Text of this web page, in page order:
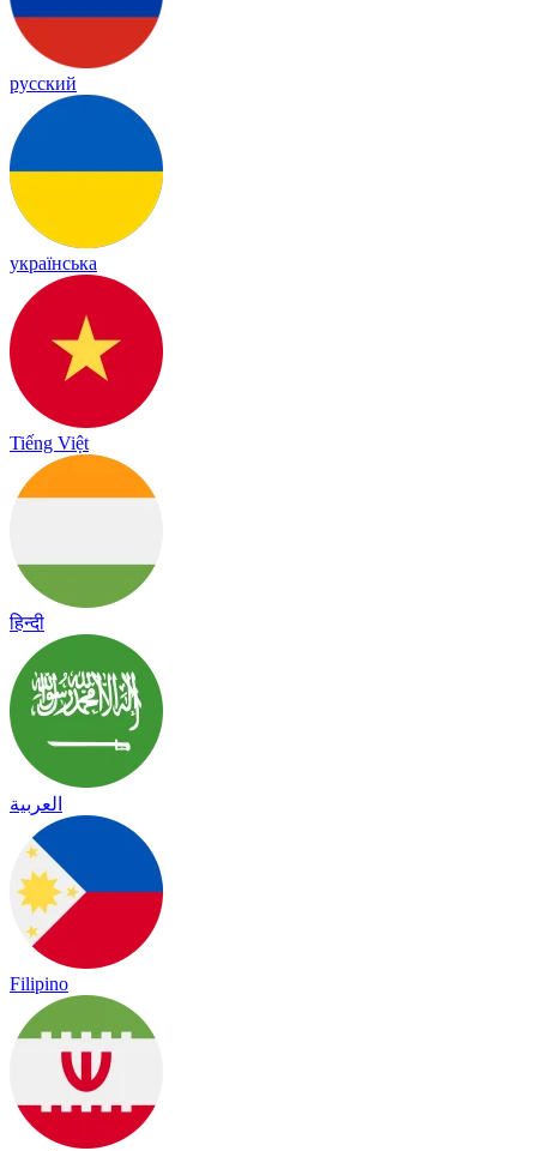
русский
українська
Tiếng Việt
हिन्दी
العربية
Filipino